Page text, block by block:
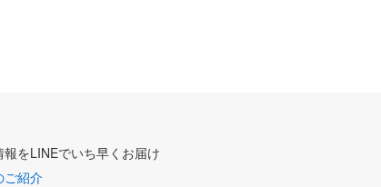
をLINEでいち早くお届け
ご紹介